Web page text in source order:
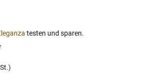
testen und sparen.